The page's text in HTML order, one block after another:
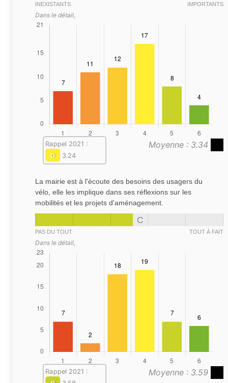
INEXISTANTS IMPORTANTS
Dans le détail,
Moyenne : 3.34
Rappel 2021 :
D
3.24
La mairie est à l'écoute des besoins des usagers du
vélo, elle les implique dans ses réflexions sur les
mobilités et les projets d'aménagement.
C
PAS DU TOUT TOUT À FAIT
Dans le détail,
Moyenne : 3.59
Rappel 2021 :